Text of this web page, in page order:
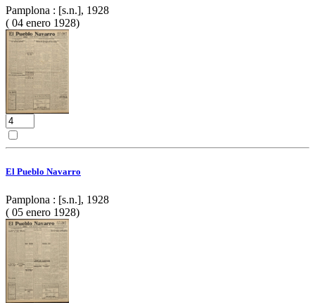
Pamplona : [s.n.], 1928
( 04 enero 1928)
El Pueblo Navarro
Pamplona : [s.n.], 1928
( 05 enero 1928)